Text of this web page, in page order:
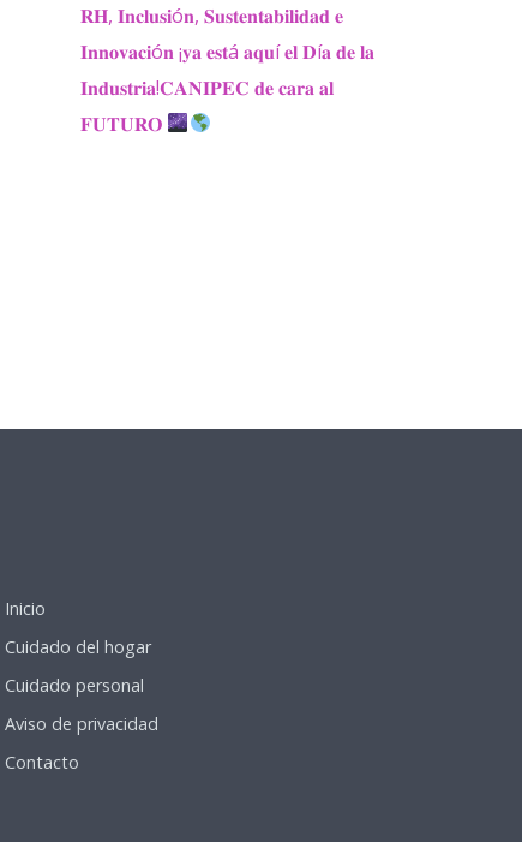
𝐑𝐇, 𝐈𝐧𝐜𝐥𝐮𝐬𝐢ó𝐧, 𝐒𝐮𝐬𝐭𝐞𝐧𝐭𝐚𝐛𝐢𝐥𝐢𝐝𝐚𝐝 𝐞
𝐈𝐧𝐧𝐨𝐯𝐚𝐜𝐢ó𝐧 ¡𝐲𝐚 𝐞𝐬𝐭á 𝐚𝐪𝐮í 𝐞𝐥 𝐃í𝐚 𝐝𝐞 𝐥𝐚
𝐈𝐧𝐝𝐮𝐬𝐭𝐫𝐢𝐚!𝐂𝐀𝐍𝐈𝐏𝐄𝐂 𝐝𝐞 𝐜𝐚𝐫𝐚 𝐚𝐥
𝐅𝐔𝐓𝐔𝐑𝐎
Inicio
Cuidado del hogar
Cuidado personal
Aviso de privacidad
Contacto